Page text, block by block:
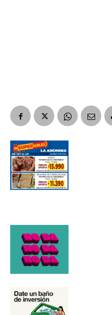
Nombre
Apellidos
Número de teléfono